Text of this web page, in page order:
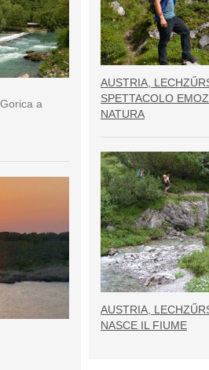
a
AUSTRIA,
SPETTACOLO
NATURA
AUSTRIA,
NASCE IL FIUME